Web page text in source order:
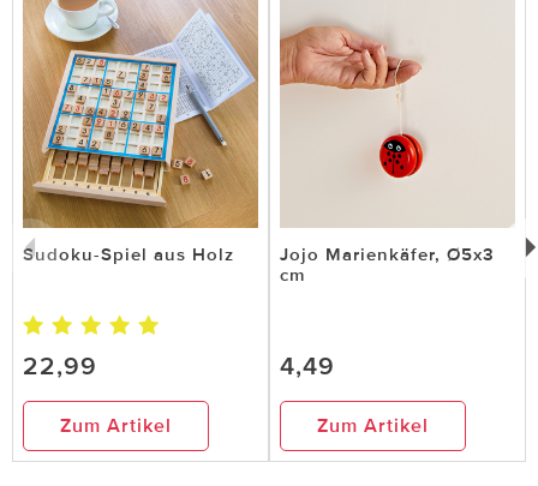
Sudoku-Spiel aus Holz
22,99
Zum Artikel
Jojo Marienkäfer, Ø5x3
cm
4,49
Zum Artikel